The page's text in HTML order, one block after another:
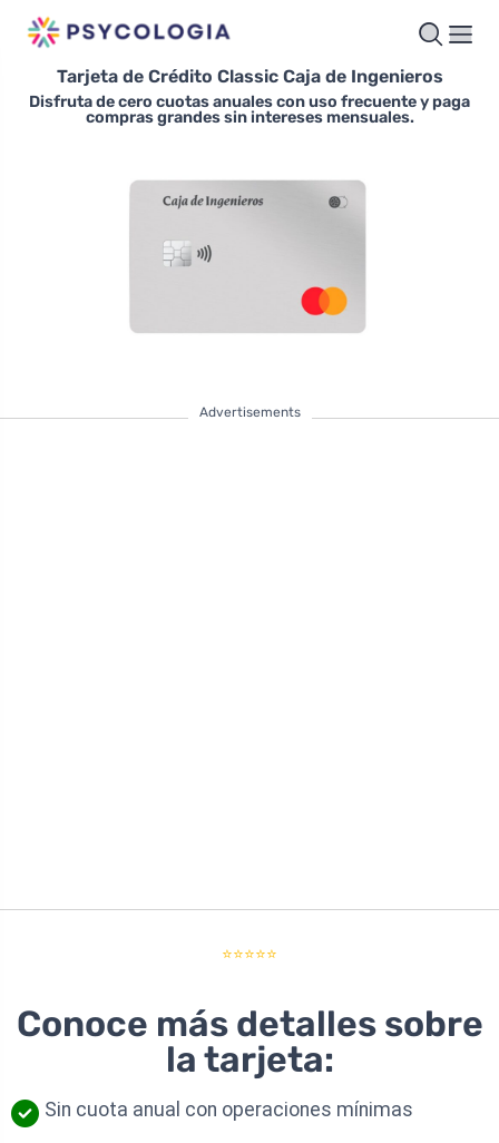
Tarjeta de Crédito Classic Caja de Ingenieros
Disfruta de cero cuotas anuales con uso frecuente y paga
compras grandes sin intereses mensuales.
Advertisements
⭐⭐⭐⭐⭐
Conoce más detalles sobre
la tarjeta:
Sin cuota anual con operaciones mínimas